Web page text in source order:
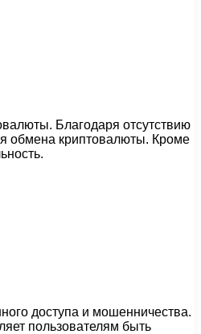
Благодаря отсутствию
обмена криптовалюты. Кроме
доступа и мошенничества.
пользователям быть